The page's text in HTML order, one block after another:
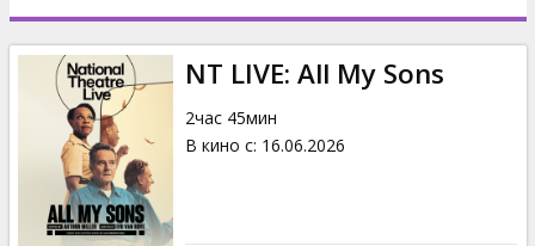
Новости
Подарки
Кинозакуски
B2B
NT LIVE: All My Sons
2час 45мин
В кино с: 16.06.2026